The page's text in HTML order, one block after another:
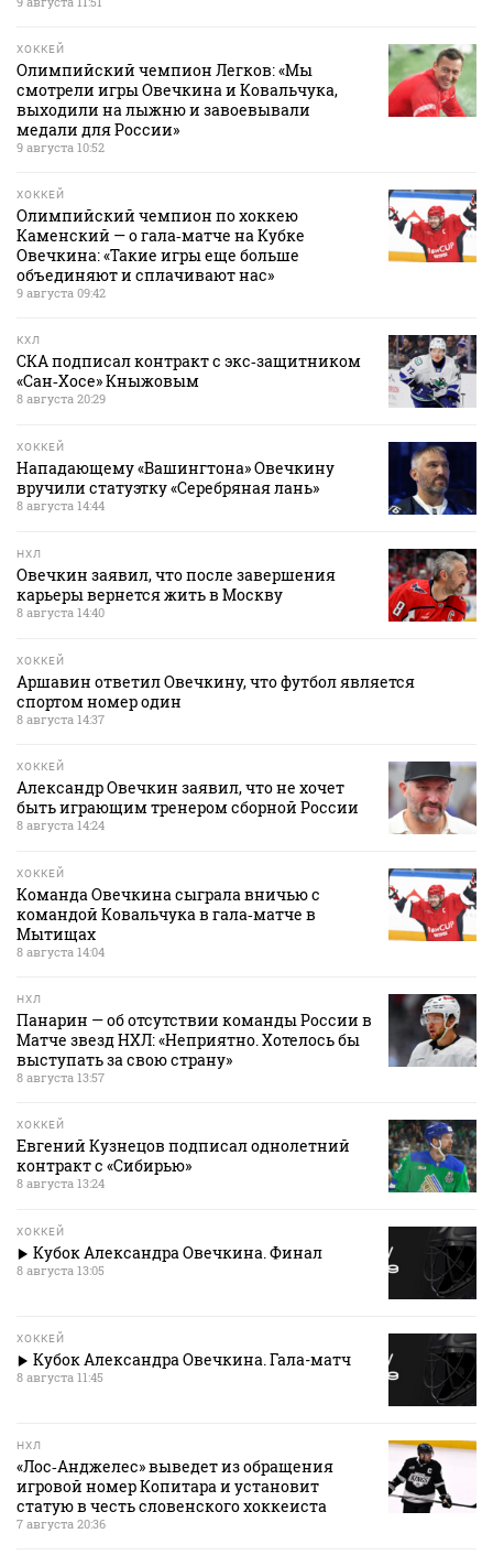
ХОККЕЙ
Олимпийский чемпион Легков: «Мы
смотрели игры Овечкина и Ковальчука,
выходили на лыжню и завоевывали
медали для России»
9 августа 10:52
ХОККЕЙ
Олимпийский чемпион по хоккею
Каменский — о гала‑матче на Кубке
Овечкина: «Такие игры еще больше
объединяют и сплачивают нас»
9 августа 09:42
КХЛ
СКА подписал контракт с экс‑защитником
«Сан‑Хосе» Кныжовым
8 августа 20:29
ХОККЕЙ
Нападающему «Вашингтона» Овечкину
вручили статуэтку «Серебряная лань»
8 августа 14:44
НХЛ
Овечкин заявил, что после завершения
карьеры вернется жить в Москву
8 августа 14:40
ХОККЕЙ
Аршавин ответил Овечкину, что футбол является
спортом номер один
8 августа 14:37
ХОККЕЙ
Александр Овечкин заявил, что не хочет
быть играющим тренером сборной России
8 августа 14:24
ХОККЕЙ
Команда Овечкина сыграла вничью с
командой Ковальчука в гала‑матче в
Мытищах
8 августа 14:04
НХЛ
Панарин — об отсутствии команды России в
Матче звезд НХЛ: «Неприятно. Хотелось бы
выступать за свою страну»
8 августа 13:57
ХОККЕЙ
Евгений Кузнецов подписал однолетний
контракт с «Сибирью»
8 августа 13:24
ХОККЕЙ
Кубок Александра Овечкина. Финал
8 августа 13:05
ХОККЕЙ
Кубок Александра Овечкина. Гала-матч
8 августа 11:45
НХЛ
«Лос‑Анджелес» выведет из обращения
игровой номер Копитара и установит
статую в честь словенского хоккеиста
7 августа 20:36